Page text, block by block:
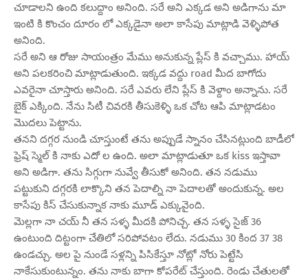
చూడాలని ఉంది కలుద్దాం అనింది. సరే అని ఎక్కడ అని అడిగాను మా
ఇంటి కి కొంచం దూరం లో ఎక్కడైనా అలా కాసేపు మాట్లాడి వెళ్ళిపోత
అనింది.
సరే అని ఆ రోజు సాయంత్రం మేము అనుకున్న ప్లేస్ కి వచ్చాము. హాయ్
అని పలకరించి మాట్లాడుతుంది. ఇక్కడ వద్దు road మీద బాగోదు
ఎవరైనా చూస్తారు అనింది. సరే ఎవరు లేని ప్లేస్ కి వెళ్దాం అన్నాను. సరే
బైక్ ఎక్కింది. నేను సిటీ చివరకి తీసుకెళ్ళి ఒక చోట ఆపి మాట్లాడటం
మొదలు పెట్టాను.
తనని దగ్గర నుండి చూస్తుంటే తను అప్పుడే స్నానం చేసినట్లుంది బాడీలో
ఫ్రెష్ స్మెల్ కి నాకు ఎదో ల ఉంది. అలా మాట్లాడుతూ ఒక kiss ఇస్తావా
అని అడిగా. తను సిగ్గుగా నువ్వే తీసుకో అనింది. తన నడుము
పట్టుకుని దగ్గరకి లాక్కొని తన పెదాల్ని నా పెదాలతో అందుకున్న. అల
కాసేపు కిస్ చేసుకున్నాక నాకు మూడ్ ఎక్కువైంది.
మెల్లగా నా చయ్ నీ తన సళ్ళ మీదకి పోనిచ్చ. తన సళ్ళ సైజ్ 36
ఉంటుంది దిట్టంగా చేతిలో సరిపోవటం లేదు. నడుము 30 కింద 37 38
ఉండచ్చు. అల పై నుండే సళ్లన్ని పిసికేస్తూ నోట్లో నోరు పెట్టేసి
నాకేసుకుంటున్నం. తను నాకు బాగా కోపరేట్ చేస్తుంది. రెండు చేతులతో